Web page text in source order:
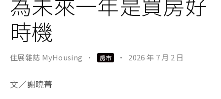
時機
住展雜誌 MyHousing · 房市 · 2026 年 7 月 2 日
文／謝曉菁